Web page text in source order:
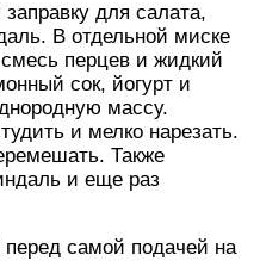
для салата,
В отдельной миске
перцев и жидкий
сок, йогурт и
массу.
и мелко нарезать.
Также
и еще раз
перед самой подачей на